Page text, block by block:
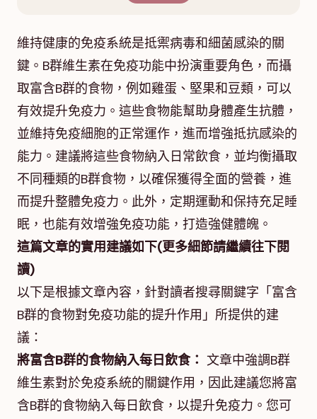
維持健康的免疫系統是抵禦病毒和細菌感染的關
鍵。B群維生素在免疫功能中扮演重要角色，而攝
取富含B群的食物，例如雞蛋、堅果和豆類，可以
有效提升免疫力。這些食物能幫助身體產生抗體，
並維持免疫細胞的正常運作，進而增強抵抗感染的
能力。建議將這些食物納入日常飲食，並均衡攝取
不同種類的B群食物，以確保獲得全面的營養，進
而提升整體免疫力。此外，定期運動和保持充足睡
眠，也能有效增強免疫功能，打造強健體魄。
這篇文章的實用建議如下(更多細節請繼續往下閱
讀)
以下是根據文章內容，針對讀者搜尋關鍵字「富含
B群的食物對免疫功能的提升作用」所提供的建
議：
將富含B群的食物納入每日飲食： 文章中強調B群
維生素對於免疫系統的關鍵作用，因此建議您將富
含B群的食物納入每日飲食，以提升免疫力。您可